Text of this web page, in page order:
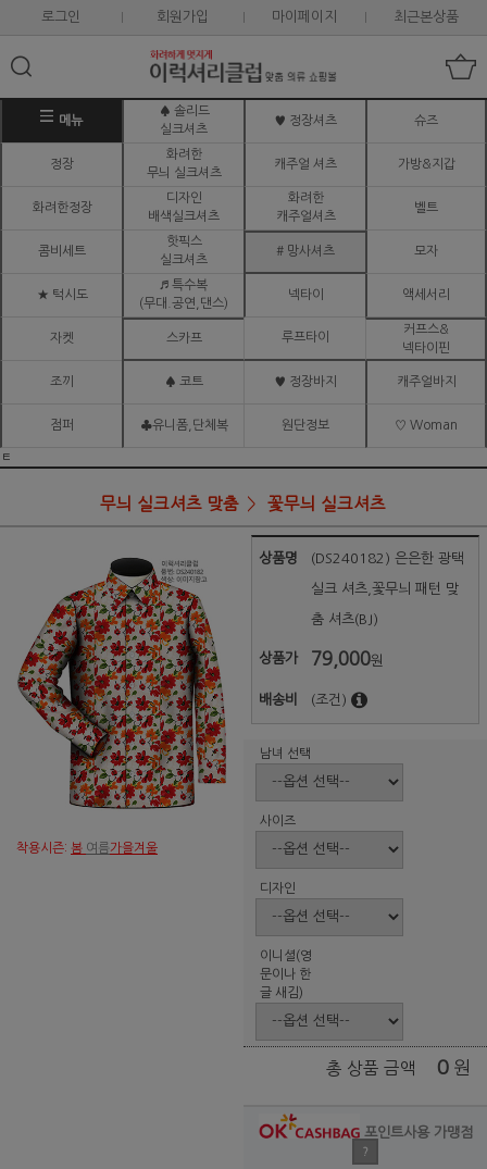
로그인 회원가입 마이페이지 최근본상품
메뉴
♠ 솔리드
실크셔츠
♥ 정장셔츠 슈즈
정장
화려한
무늬 실크셔츠
캐주얼 셔츠 가방&지갑
화려한정장
디자인
배색실크셔츠
화려한
캐주얼셔츠
벨트
콤비세트
핫픽스
실크셔츠
# 망사셔츠 모자
★ 턱시도
♬ 특수복
(무대.공연,댄스)
넥타이 액세서리
자켓 스카프 루프타이
커프스&
넥타이핀
조끼 ♠ 코트 ♥ 정장바지 캐주얼바지
점퍼 ♣유니폼,단체복 원단정보 ♡ Woman
ㅌ
무늬 실크셔츠 맞춤 꽃무늬 실크셔츠
착용시즌: 봄 여름 가을겨울
상품명 (DS240182) 은은한 광택
실크 셔츠,꽃무늬 패턴 맞
춤 셔츠(BJ)
상품가 79,000원
배송비 (조건)
남녀 선택
사이즈
디자인
이니셜(영
문이나 한
글 새김)
총 상품 금액 0 원
포인트사용 가맹점
?